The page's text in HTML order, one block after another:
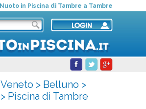
Nuoto in Piscina di Tambre a Tambre
Veneto > Belluno >
> Piscina di Tambre